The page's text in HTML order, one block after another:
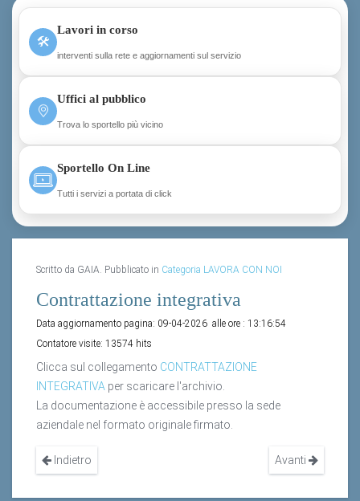
🛠
Lavori in corso
interventi sulla rete e aggiornamenti sul servizio
Uffici al pubblico
Trova lo sportello più vicino
Sportello On Line
Tutti i servizi a portata di click
Scritto da GAIA. Pubblicato in Categoria LAVORA CON NOI
Contrattazione integrativa
Data aggiornamento pagina: 09-04-2026 alle ore : 13:16:54
Contatore visite: 13574 hits
Clicca sul collegamento CONTRATTAZIONE
INTEGRATIVA per scaricare l'archivio.
La documentazione è accessibile presso la sede
aziendale nel formato originale firmato.
Indietro Avanti